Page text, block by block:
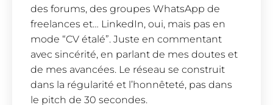
des forums, des groupes WhatsApp de
freelances et… LinkedIn, oui, mais pas en
mode “CV étalé”. Juste en commentant
avec sincérité, en parlant de mes doutes et
de mes avancées. Le réseau se construit
dans la régularité et l’honnêteté, pas dans
le pitch de 30 secondes.